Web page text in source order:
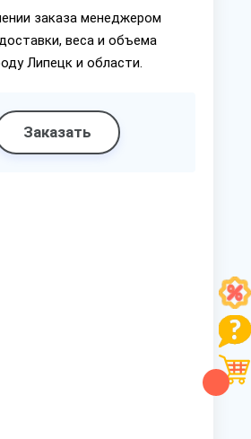
заказа менеджером
веса и объема
Липецк и области.
Заказать